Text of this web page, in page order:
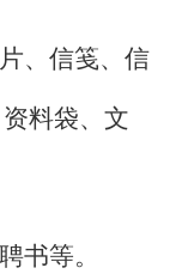
、信笺、信
料袋、文
书等。